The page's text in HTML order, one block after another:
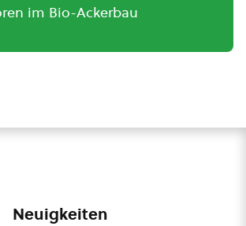
im Bio-Ackerbau
Neuigkeiten